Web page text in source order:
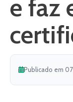
e faz
Publicado em